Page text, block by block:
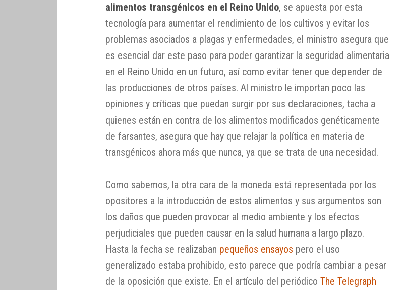
alimentos transgénicos en el Reino Unido, se apuesta por esta
tecnología para aumentar el rendimiento de los cultivos y evitar los
problemas asociados a plagas y enfermedades, el ministro asegura que
es esencial dar este paso para poder garantizar la seguridad alimentaria
en el Reino Unido en un futuro, así como evitar tener que depender de
las producciones de otros países. Al ministro le importan poco las
opiniones y críticas que puedan surgir por sus declaraciones, tacha a
quienes están en contra de los alimentos modificados genéticamente
de farsantes, asegura que hay que relajar la política en materia de
transgénicos ahora más que nunca, ya que se trata de una necesidad.
Como sabemos, la otra cara de la moneda está representada por los
opositores a la introducción de estos alimentos y sus argumentos son
los daños que pueden provocar al medio ambiente y los efectos
perjudiciales que pueden causar en la salud humana a largo plazo.
Hasta la fecha se realizaban pequeños ensayos pero el uso
generalizado estaba prohibido, esto parece que podría cambiar a pesar
de la oposición que existe. En el artículo del periódicoThe Telegraph